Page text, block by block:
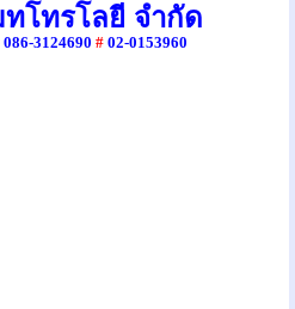
โทรโลยี จำกัด
086-3124690 # 02-0153960